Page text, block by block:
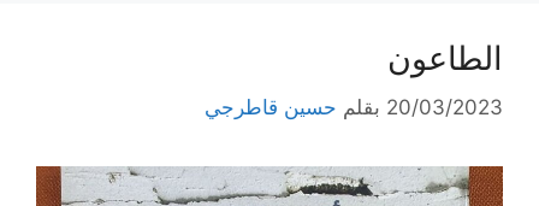
الطاعون
20/03/2023 بقلم حسين قاطرجي